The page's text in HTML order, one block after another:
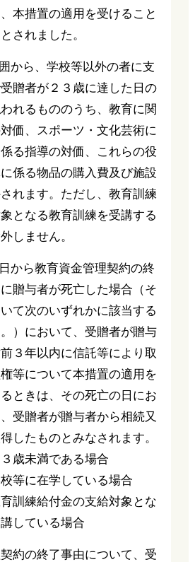
本措置の適用を受けること
されました。
から、学校等以外の者に支
贈者が２３歳に達した日の
れるもののうち、教育に関
価、スポーツ・文化芸術に
る指導の対価、これらの役
係る物品の購入費及び施設
れます。ただし、教育訓練
となる教育訓練を受講する
しません。
から教育資金管理契約の終
贈与者が死亡した場合（そ
て次のいずれかに該当する
）において、受贈者が贈与
３年以内に信託等により取
等について本措置の適用を
ときは、その死亡の日にお
受贈者が贈与者から相続又
したものとみなされます。
歳未満である場合
等に在学している場合
訓練給付金の支給対象とな
している場合
約の終了事由について、受